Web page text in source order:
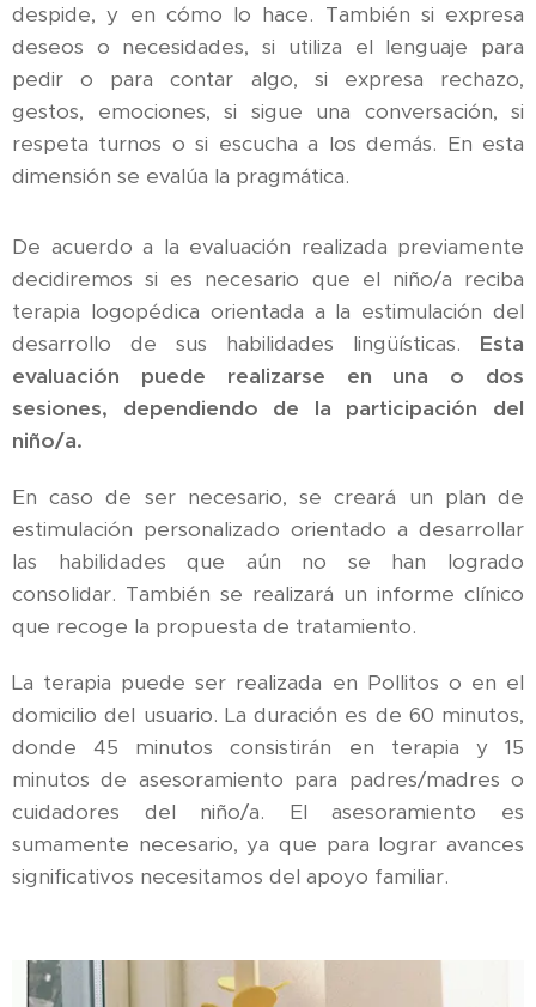
despide, y en cómo lo hace. También si expresa
deseos o necesidades, si utiliza el lenguaje para
pedir o para contar algo, si expresa rechazo,
gestos, emociones, si sigue una conversación, si
respeta turnos o si escucha a los demás. En esta
dimensión se evalúa la pragmática.
De acuerdo a la evaluación realizada previamente
decidiremos si es necesario que el niño/a reciba
terapia logopédica orientada a la estimulación del
desarrollo de sus habilidades lingüísticas. Esta
evaluación puede realizarse en una o dos
sesiones, dependiendo de la participación del
niño/a.
En caso de ser necesario, se creará un plan de
estimulación personalizado orientado a desarrollar
las habilidades que aún no se han logrado
consolidar. También se realizará un informe clínico
que recoge la propuesta de tratamiento.
La terapia puede ser realizada en Pollitos o en el
domicilio del usuario. La duración es de 60 minutos,
donde 45 minutos consistirán en terapia y 15
minutos de asesoramiento para padres/madres o
cuidadores del niño/a. El asesoramiento es
sumamente necesario, ya que para lograr avances
significativos necesitamos del apoyo familiar.